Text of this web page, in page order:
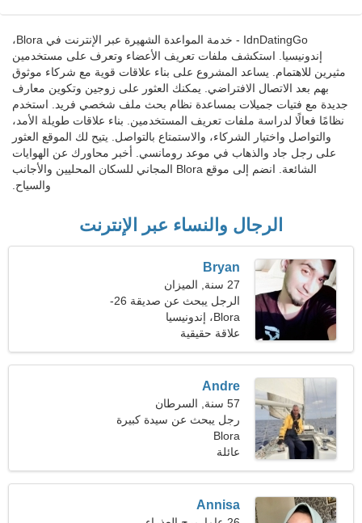
IdnDatingGo - خدمة المواعدة الشهيرة عبر الإنترنت في Blora،
إندونيسيا. استكشف ملفات تعريف الأعضاء وتعرف على مستخدمين
مثيرين للاهتمام. يساعد المشروع على بناء علاقات قوية مع شركاء موثوق
بهم بعد الاتصال الافتراضي. يمكنك العثور على زوجين وتكوين معارف
جديدة مع فتيات جميلات بمساعدة نظام بحث ملف شخصي فريد. استخدم
نظامًا فعالًا لدراسة ملفات تعريف المستخدمين. بناء علاقات طويلة الأمد،
والتواصل واختيار الشركاء، والاستمتاع بالتواصل. يتيح لك الموقع العثور
على رجل جاد والذهاب في موعد رومانسي. أخبر محاورك عن الهوايات
الشائعة. انضم إلى موقع Blora المجاني للسكان المحليين والأجانب
والسياح.
الرجال والنساء عبر الإنترنت
Bryan
27 سنة, الميزان
الرجل يبحث عن صديقة 26-
28
Blora، إندونيسيا
علاقة حقيقية
Andre
57 سنة, السرطان
رجل يبحث عن سيدة كبيرة
49-52
Blora
عائلة
Annisa